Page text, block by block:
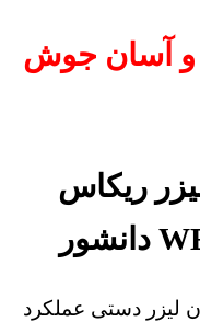
و آسان جوش
لیزر ریکاس
لیزر دستی عملکرد